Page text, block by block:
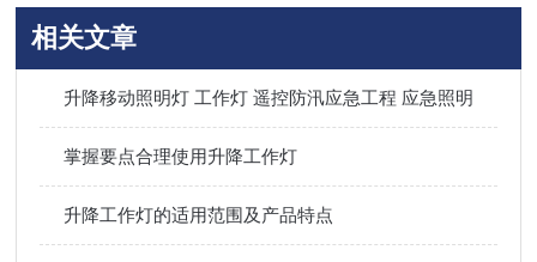
相关文章
升降移动照明灯 工作灯 遥控防汛应急工程 应急照明
掌握要点合理使用升降工作灯
升降工作灯的适用范围及产品特点